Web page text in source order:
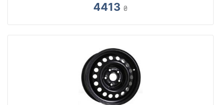
4413 ₴